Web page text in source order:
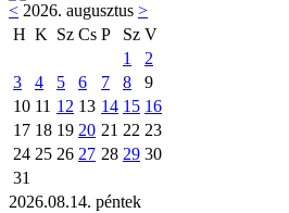
< 2026. augusztus >
H K Sz Cs P Sz V
1
2
3
4 5 6 7 8
9
10 11 12 13 14 15 16
17 18 19 20 21 22 23
24 25 26 27 28 29 30
31
2026.08.14. péntek